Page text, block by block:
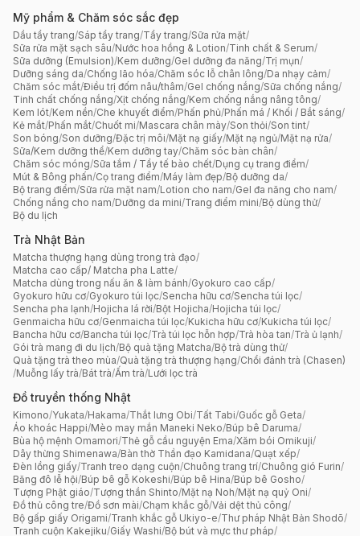
Mỹ phẩm & Chăm sóc sắc đẹp
Dầu tẩy trang/Sáp tẩy trang/Tẩy trang/Sữa rửa mặt/
Sữa rửa mặt sạch sâu/Nước hoa hồng & Lotion/Tinh chất & Serum/
Sữa dưỡng (Emulsion)/Kem dưỡng/Gel dưỡng đa năng/Trị mụn/
Dưỡng sáng da/Chống lão hóa/Chăm sóc lỗ chân lông/Da nhạy cảm/
Chăm sóc mắt/Điều trị đốm nâu/thâm/Gel chống nắng/Sữa chống nắng/
Tinh chất chống nắng/Xịt chống nắng/Kem chống nắng nâng tông/
Kem lót/Kem nền/Che khuyết điểm/Phấn phủ/Phấn má / Khối / Bắt sáng/
Kẻ mắt/Phấn mắt/Chuốt mi/Mascara chân mày/Son thỏi/Son tint/
Son bóng/Son dưỡng/Đặc trị môi/Mặt nạ giấy/Mặt nạ ngủ/Mặt nạ rửa/
Sữa/Kem dưỡng thể/Kem dưỡng tay/Chăm sóc bàn chân/
Chăm sóc móng/Sữa tắm / Tẩy tế bào chết/Dụng cụ trang điểm/
Mút & Bông phấn/Cọ trang điểm/Máy làm đẹp/Bộ dưỡng da/
Bộ trang điểm/Sữa rửa mặt nam/Lotion cho nam/Gel đa năng cho nam/
Chống nắng cho nam/Dưỡng da mini/Trang điểm mini/Bộ dùng thử/
Bộ du lịch
Trà Nhật Bản
Matcha thượng hạng dùng trong trà đạo/
Matcha cao cấp/ Matcha pha Latte/
Matcha dùng trong nấu ăn & làm bánh/Gyokuro cao cấp/
Gyokuro hữu cơ/Gyokuro túi lọc/Sencha hữu cơ/Sencha túi lọc/
Sencha pha lạnh/Hojicha lá rời/Bột Hojicha/Hojicha túi lọc/
Genmaicha hữu cơ/Genmaicha túi lọc/Kukicha hữu cơ/Kukicha túi lọc/
Bancha hữu cơ/Bancha túi lọc/Trà túi lọc hỗn hợp/Trà hòa tan/Trà ủ lạnh/
Gói trà mang đi du lịch/Bộ quà tặng Matcha/Bộ trà dùng thử/
Quà tặng trà theo mùa/Quà tặng trà thượng hạng/Chổi đánh trà (Chasen)
/Muỗng lấy trà/Bát trà/Ấm trà/Lưới lọc trà
Đồ truyền thống Nhật
Kimono/Yukata/Hakama/Thắt lưng Obi/Tất Tabi/Guốc gỗ Geta/
Áo khoác Happi/Mèo may mắn Maneki Neko/Búp bê Daruma/
Bùa hộ mệnh Omamori/Thẻ gỗ cầu nguyện Ema/Xăm bói Omikuji/
Dây thừng Shimenawa/Bàn thờ Thần đạo Kamidana/Quạt xếp/
Đèn lồng giấy/Tranh treo dạng cuộn/Chuông trang trí/Chuông gió Furin/
Băng đô lễ hội/Búp bê gỗ Kokeshi/Búp bê Hina/Búp bê Gosho/
Tượng Phật giáo/Tượng thần Shinto/Mặt nạ Noh/Mặt nạ quỷ Oni/
Đồ thủ công tre/Đồ sơn mài/Chạm khắc gỗ/Vải dệt thủ công/
Bộ gấp giấy Origami/Tranh khắc gỗ Ukiyo-e/Thư pháp Nhật Bản Shodō/
Tranh cuộn Kakejiku/Giấy Washi/Bộ bút và mực thư pháp/